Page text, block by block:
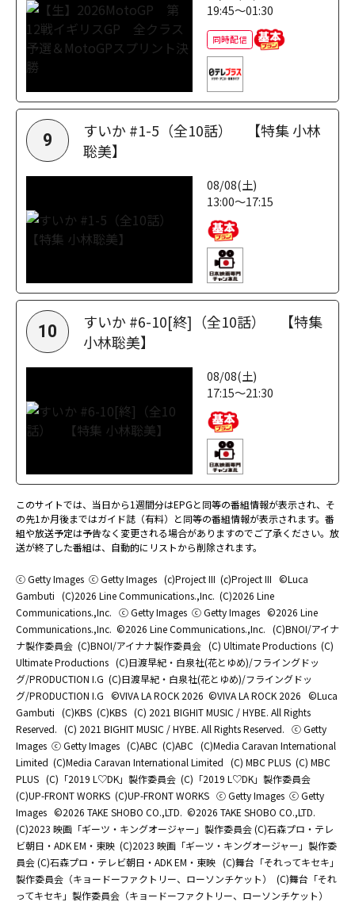
19:45～01:30
同時配信
9
すいか #1-5（全10話） 【特集 小林
聡美】
08/08(土)
13:00～17:15
10
すいか #6-10[終]（全10話） 【特集
小林聡美】
08/08(土)
17:15～21:30
このサイトでは、当日から1週間分はEPGと同等の番組情報が表示され、そ
の先1か月後まではガイド誌（有料）と同等の番組情報が表示されます。番
組や放送予定は予告なく変更される場合がありますのでご了承ください。放
送が終了した番組は、自動的にリストから削除されます。
ⓒ Getty Images ⓒ Getty Images (c)Project III (c)Project III ©Luca
Gambuti (C)2026 Line Communications.,Inc. (C)2026 Line
Communications.,Inc. ⓒ Getty Images ⓒ Getty Images ©2026 Line
Communications.,Inc. ©2026 Line Communications.,Inc. (C)BNOI/アイナ
ナ製作委員会 (C)BNOI/アイナナ製作委員会 (C) Ultimate Productions (C)
Ultimate Productions (C)日渡早紀・白泉社(花とゆめ)/フライングドッ
グ/PRODUCTION I.G (C)日渡早紀・白泉社(花とゆめ)/フライングドッ
グ/PRODUCTION I.G ©️VIVA LA ROCK 2026 ©️VIVA LA ROCK 2026 ©Luca
Gambuti (C)KBS (C)KBS (C) 2021 BIGHIT MUSIC / HYBE. All Rights
Reserved. (C) 2021 BIGHIT MUSIC / HYBE. All Rights Reserved. ⓒ Getty
Images ⓒ Getty Images (C)ABC (C)ABC (C)Media Caravan International
Limited (C)Media Caravan International Limited (C) MBC PLUS (C) MBC
PLUS (C)「2019 L♡DK」製作委員会 (C)「2019 L♡DK」製作委員会
(C)UP-FRONT WORKS (C)UP-FRONT WORKS ⓒ Getty Images ⓒ Getty
Images ©2026 TAKE SHOBO CO.,LTD. ©2026 TAKE SHOBO CO.,LTD.
(C)2023 映画「ギーツ・キングオージャー」製作委員会 (C)石森プロ・テレ
ビ朝日・ADK EM・東映 (C)2023 映画「ギーツ・キングオージャー」製作委
員会 (C)石森プロ・テレビ朝日・ADK EM・東映 (C)舞台「それってキセキ」
製作委員会（キョードーファクトリー、ローソンチケット）
(C)舞台「それ
ってキセキ」製作委員会（キョードーファクトリー、ローソンチケット）